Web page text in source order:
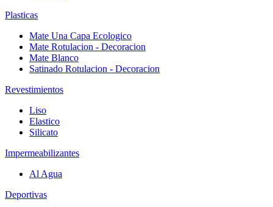
Plasticas
Mate Una Capa Ecologico
Mate Rotulacion - Decoracion
Mate Blanco
Satinado Rotulacion - Decoracion
Revestimientos
Liso
Elastico
Silicato
Impermeabilizantes
Al Agua
Deportivas